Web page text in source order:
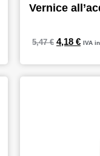
Vernice
5,47€ 4,18 € IVA